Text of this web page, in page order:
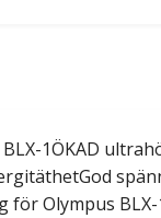
1ÖKAD
för Olympus BLX-